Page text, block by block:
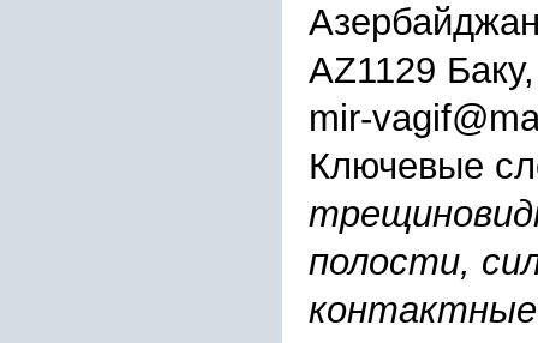
AZ1129
mir-
Ключевые
полости,